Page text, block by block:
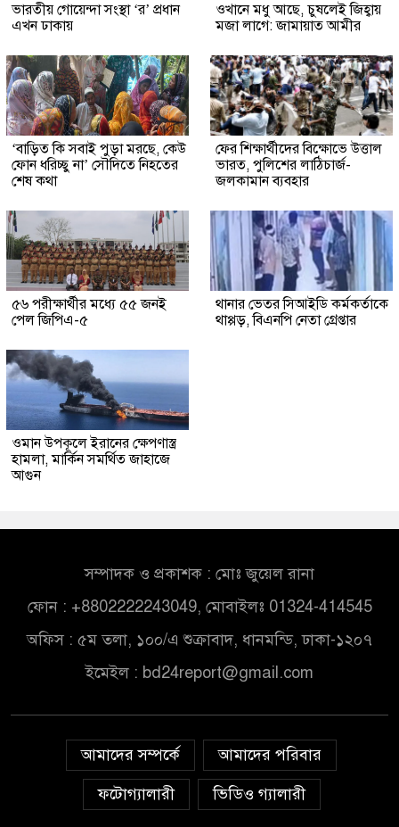
ভারতীয় গোয়েন্দা সংস্থা ‘র’ প্রধান
এখন ঢাকায়
ওখানে মধু আছে, চুষলেই জিহ্বায়
মজা লাগে: জামায়াত আমীর
‘বাড়িত কি সবাই পুড়া মরছে, কেউ
ফোন ধরিচ্ছু না’ সৌদিতে নিহতের
শেষ কথা
ফের শিক্ষার্থীদের বিক্ষোভে উত্তাল
ভারত, পুলিশের লাঠিচার্জ-
জলকামান ব্যবহার
৫৬ পরীক্ষার্থীর মধ্যে ৫৫ জনই
পেল জিপিএ-৫
থানার ভেতর সিআইডি কর্মকর্তাকে
থাপ্পড়, বিএনপি নেতা গ্রেপ্তার
ওমান উপকূলে ইরানের ক্ষেপণাস্ত্র
হামলা, মার্কিন সমর্থিত জাহাজে
আগুন
সম্পাদক ও প্রকাশক : মোঃ জুয়েল রানা
ফোন : +8802222243049, মোবাইলঃ 01324-414545
অফিস : ৫ম তলা, ১০০/এ শুক্রাবাদ, ধানমন্ডি, ঢাকা-১২০৭
ইমেইল : bd24report@gmail.com
আমাদের সম্পর্কে
আমাদের পরিবার
ফটোগ্যালারী
ভিডিও গ্যালারী